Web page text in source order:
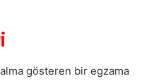
gösteren bir egzama